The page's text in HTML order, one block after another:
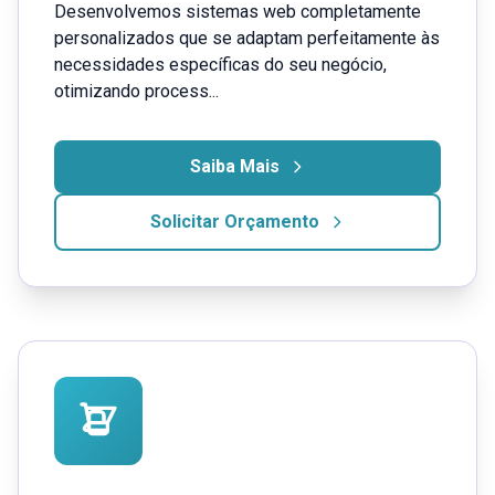
Desenvolvemos sistemas web completamente
personalizados que se adaptam perfeitamente às
necessidades específicas do seu negócio,
otimizando process...
Saiba Mais
Solicitar Orçamento